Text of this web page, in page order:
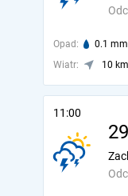
Opad: 0.1 mm
Wiatr:
10
11:00